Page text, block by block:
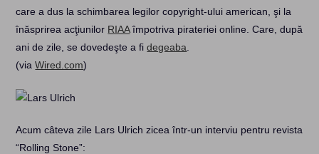
care a dus la schimbarea legilor copyright-ului american, şi la
înăsprirea acţiunilor RIAAîmpotriva pirateriei online. Care, după
ani de zile, se dovedeşte a fidegeaba
(viaWired.com)
Acum câteva zile Lars Ulrich zicea într-un interviu pentru revista
“Rolling Stone”: